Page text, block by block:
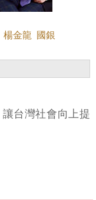
楊金龍 國銀
台灣社會向上提